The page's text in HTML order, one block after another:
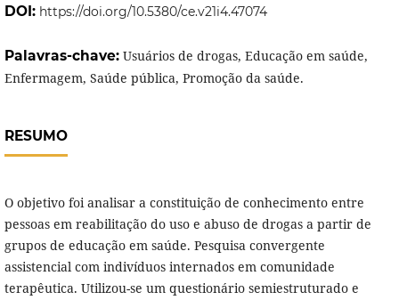
DOI: https://doi.org/10.5380/ce.v21i4.47074
Palavras-chave: Usuários de drogas, Educação em saúde,
Enfermagem, Saúde pública, Promoção da saúde.
RESUMO
O objetivo foi analisar a constituição de conhecimento entre
pessoas em reabilitação do uso e abuso de drogas a partir de
grupos de educação em saúde. Pesquisa convergente
assistencial com indivíduos internados em comunidade
terapêutica. Utilizou-se um questionário semiestruturado e